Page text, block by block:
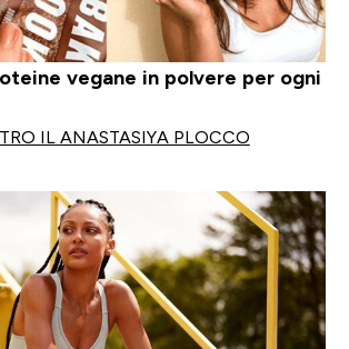
vegane in polvere per ogni
IL ANASTASIYA PLOCCO